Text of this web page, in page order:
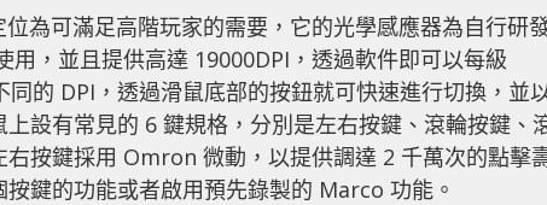
為可滿足高階玩家的需要，它的光學感應器為自行研
，並且提供高達 19000DPI，透過軟件即可以每級
的 DPI，透過滑鼠底部的按鈕就可快速進行切換，並
設有常見的 6 鍵規格，分別是左右按鍵、滾輪按鍵、
按鍵採用 Omron 微動，以提供調達 2 千萬次的點擊
鍵的功能或者啟用預先錄製的 Marco 功能。